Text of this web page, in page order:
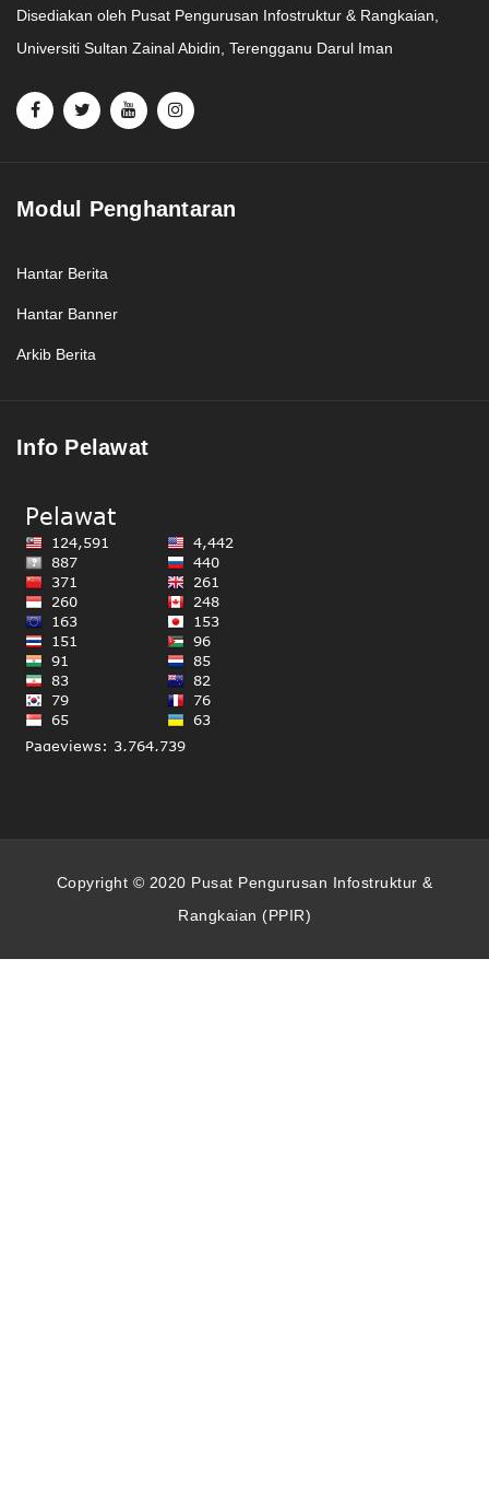
Disediakan oleh Pusat Pengurusan Infostruktur & Rangkaian,
Universiti Sultan Zainal Abidin, Terengganu Darul Iman
Modul Penghantaran
Hantar Berita
Hantar Banner
Arkib Berita
Info Pelawat
Copyright © 2020 Pusat Pengurusan Infostruktur &
Rangkaian (PPIR)